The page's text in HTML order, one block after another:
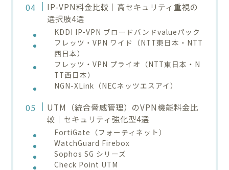
IP-VPN料金比較｜高セキュリティ重視の
選択肢4選
KDDI IP-VPN ブロードバンドvalueパック
フレッツ・VPN ワイド（NTT東日本・NTT
西日本）
フレッツ・VPN プライオ（NTT東日本・N
TT西日本）
NGN-XLink（NECネッツエスアイ）
UTM（統合脅威管理）のVPN機能料金比
較｜セキュリティ強化型4選
FortiGate（フォーティネット）
WatchGuard Firebox
Sophos SG シリーズ
Check Point UTM